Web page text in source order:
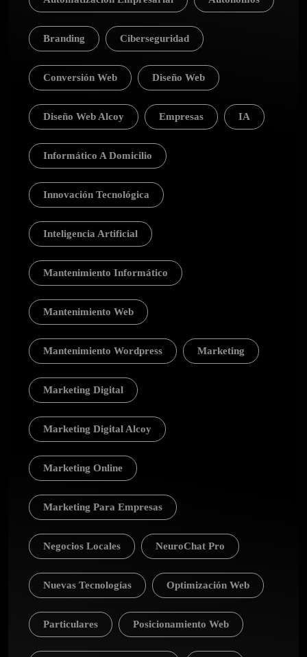
Branding Ciberseguridad
Conversión Web Diseño Web
Diseño Web Alcoy Empresas IA
Informático A Domicilio
Innovación Tecnológica
Inteligencia Artificial
Mantenimiento Informático
Mantenimiento Web
Mantenimiento Wordpress Marketing
Marketing Digital
Marketing Digital Alcoy
Marketing Online
Marketing Para Empresas
Negocios Locales NeuroChat Pro
Nuevas Tecnologías Optimización Web
Particulares Posicionamiento Web